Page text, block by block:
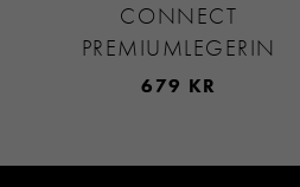
CONNECT
PREMIUMLEGERIN
679 KR